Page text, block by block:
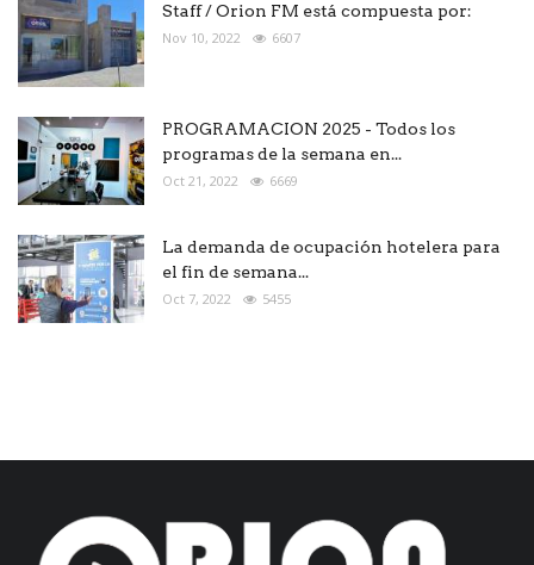
Staff / Orion FM está compuesta por:
Nov 10, 2022 6607
PROGRAMACION 2025 - Todos los
programas de la semana en...
Oct 21, 2022 6669
La demanda de ocupación hotelera para
el fin de semana...
Oct 7, 2022 5455